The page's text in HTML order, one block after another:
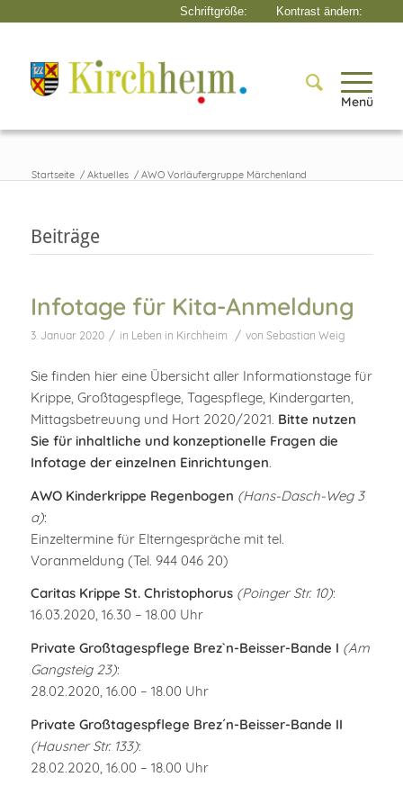
Menü
Startseite / Aktuelles / AWO Vorläufergruppe Märchenland
Beiträge
Infotage für Kita-Anmeldung
3. Januar 2020 / in Leben in Kirchheim / von Sebastian Weig
Sie finden hier eine Übersicht aller Informationstage für
Krippe, Großtagespflege, Tagespflege, Kindergarten,
Mittagsbetreuung und Hort 2020/2021. Bitte nutzen
Sie für inhaltliche und konzeptionelle Fragen die
Infotage der einzelnen Einrichtungen
AWO Kinderkrippe Regenbogen (Hans-Dasch-Weg 3
a):
Einzeltermine für Elterngespräche mit tel.
Voranmeldung (Tel. 944 046 20)
Caritas Krippe St. Christophorus (Poinger Str. 10):
16.03.2020, 16.30 – 18.00 Uhr
Private Großtagespflege Brez`n-Beisser-Bande I (Am
Gangsteig 23):
28.02.2020, 16.00 – 18.00 Uhr
Private Großtagespflege Brez´n-Beisser-Bande II
(Hausner Str. 133):
28.02.2020, 16.00 – 18.00 Uhr